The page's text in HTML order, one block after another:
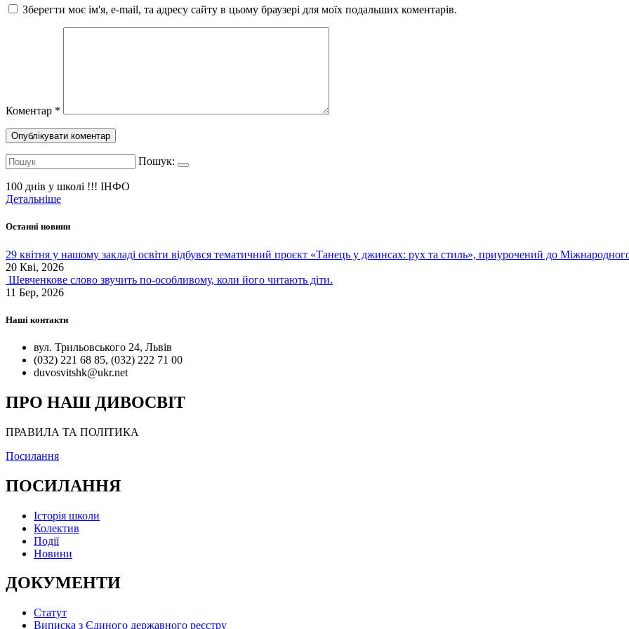
Зберегти моє ім'я, e-mail, та адресу сайту в цьому браузері для моїх подальших коментарів.
Коментар *
Пошук:
100 днів у школі !!! ІНФО
Детальніше
Останні новини
29 квітня у нашому закладі освіти відбувся тематичний проєкт «Танець у джинсах: рух та стиль», приурочений до
20 Кві, 2026
Шевченкове слово звучить по-особливому, коли його читають діти.
11 Бер, 2026
Наші контакти
вул. Трильовського 24, Львів
(032) 221 68 85, (032) 222 71 00
duvosvitshk@ukr.net
ПРО НАШ ДИВОСВІТ
ПРАВИЛА ТА ПОЛІТИКА
Посилання
ПОСИЛАННЯ
Історія школи
Колектив
Події
Новини
ДОКУМЕНТИ
Статут
Виписка з Єдиного державного реєстру